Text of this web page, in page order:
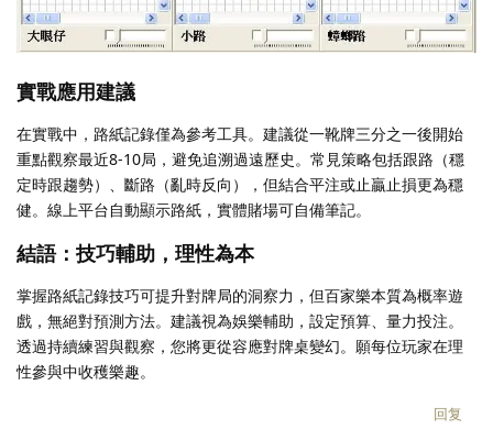
實戰應用建議
在實戰中，路紙記錄僅為參考工具。建議從一靴牌三分之一後開始
重點觀察最近8-10局，避免追溯過遠歷史。常見策略包括跟路（穩
定時跟趨勢）、斷路（亂時反向），但結合平注或止贏止損更為穩
健。線上平台自動顯示路紙，實體賭場可自備筆記。
結語：技巧輔助，理性為本
掌握路紙記錄技巧可提升對牌局的洞察力，但百家樂本質為概率遊
戲，無絕對預測方法。建議視為娛樂輔助，設定預算、量力投注。
透過持續練習與觀察，您將更從容應對牌桌變幻。願每位玩家在理
性參與中收穫樂趣。
回复